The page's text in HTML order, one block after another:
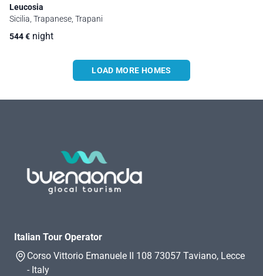
Leucosia
Sicilia, Trapanese, Trapani
544€ night
LOAD MORE HOMES
Italian Tour Operator
Corso Vittorio Emanuele II 108 73057 Taviano, Lecce
- Italy